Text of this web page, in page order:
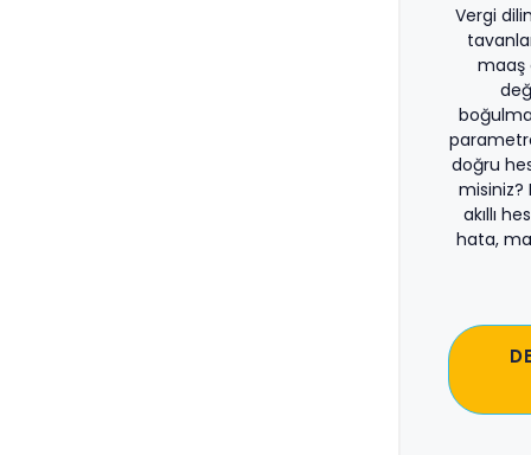
Vergi
maaş
doğru
misiniz?
akıllı
hata,